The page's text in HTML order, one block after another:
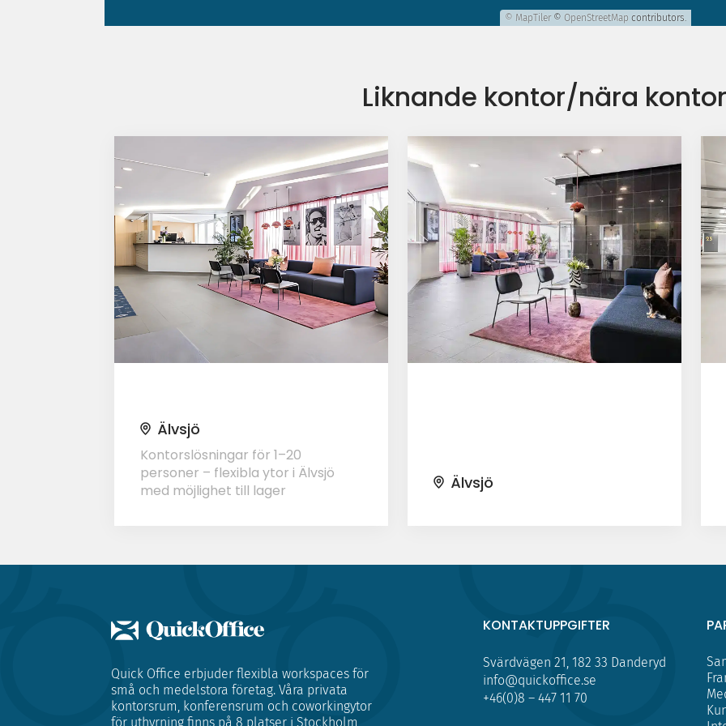
© MapTiler © OpenStreetMap contributors.
Liknande kontor/nära kontor
Älvsjö
Kontorslösningar för 1–20
personer – flexibla ytor i Älvsjö
med möjlighet till lager
Älvsjö
Quick Office erbjuder flexibla workspaces för
små och medelstora företag. Våra privata
kontorsrum, konferensrum och coworkingytor
för uthyrning finns på 8 platser i Stockholm,
KONTAKTUPPGIFTER
Svärdvägen 21, 182 33 Danderyd
info@quickoffice.se
+46(0)8 – 447 11 70